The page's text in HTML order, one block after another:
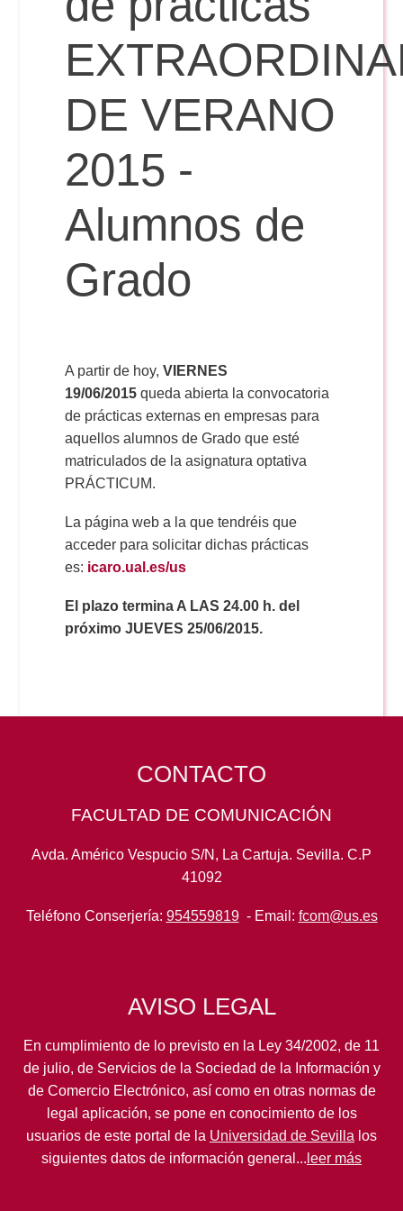
Reservas
Calendario Lectivo
Horarios
Periodismo
Publicidad y RR.PP
Doble Grado PER/CAV
Publicidad y RR.PP
Comunicación Audiovisual
Doble Grado PER/CAV
#miTFG
#YoPractico
Boletines
DE VERANO
2015 -
Alumnos de
Grado
A partir de hoy,VIERNES
19/06/2015queda abierta la convocatoria
de prácticas externas en empresas para
aquellos alumnos de Grado que esté
matriculados de la asignatura optativa
PRÁCTICUM.
La página web a la que tendréis que
acceder para solicitar dichas prácticas
es: icaro.ual.es/us
El plazo termina A LAS 24.00 h. del
próximo JUEVES 25/06/2015.
CONTACTO
FACULTAD DE COMUNICACIÓN
Avda. Américo Vespucio S/N, La Cartuja. Sevilla. C.P
41092
Teléfono Conserjería: 954559819- Email: fcom@us.es
AVISO LEGAL
En cumplimiento de lo previsto en la Ley 34/2002, de 11
de julio, de Servicios de la Sociedad de la Información y
de Comercio Electrónico, así como en otras normas de
legal aplicación, se pone en conocimiento de los
usuarios de este portal de la Universidad de Sevilla los
siguientes datos de información general... leer más